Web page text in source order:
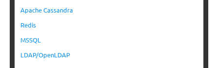
Apache Cassandra
Redis
MSSQL
LDAP/OpenLDAP